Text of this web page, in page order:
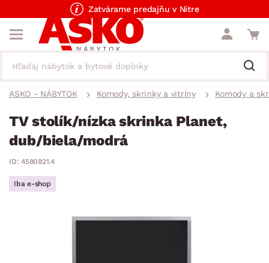
Zatvárame predajňu v Nitre
ASKO - NÁBYTOK Komody, skrinky a vitríny Komody a
TV stolík/nízka skrinka Planet,
dub/biela/modrá
ID: 4580821.4
Iba e-shop